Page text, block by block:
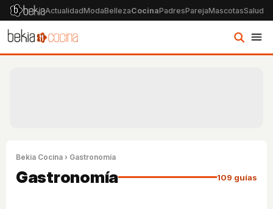
ActualidadModaBellezaCocinaPadresParejaMascotasSalud
Bekia Cocina › Gastronomía
Gastronomía 109 guías